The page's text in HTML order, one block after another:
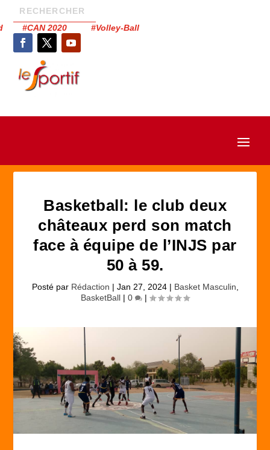
#CAN 2020 #Volley-Ball
Basketball: le club deux
châteaux perd son match
face à équipe de l’INJS par
50 à 59.
Posté par Rédaction | Jan 27, 2024| Basket Masculin
BasketBall | 0 |